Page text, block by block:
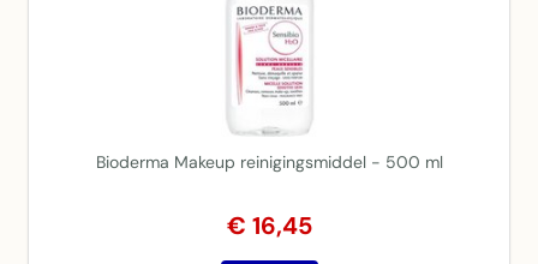
Bioderma Makeup reinigingsmiddel - 500 ml
€ 16,45